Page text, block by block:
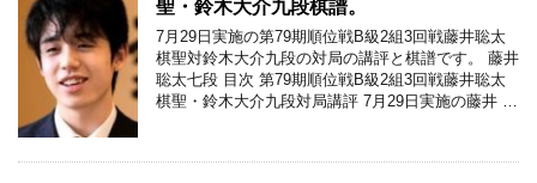
聖・鈴木大介九段棋譜。
7月29日実施の第79期順位戦B級2組3回戦藤井聡太
棋聖対鈴木大介九段の対局の講評と棋譜です。 藤井
聡太七段 目次 第79期順位戦B級2組3回戦藤井聡太
棋聖・鈴木大介九段対局講評 7月29日実施の藤井 …